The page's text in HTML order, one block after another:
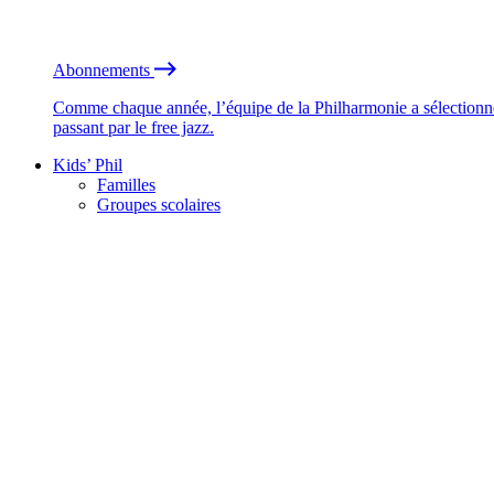
Abonnements
Comme chaque année, l’équipe de la Philharmonie a
passant par le free jazz.
Kids’ Phil
Familles
Groupes scolaires